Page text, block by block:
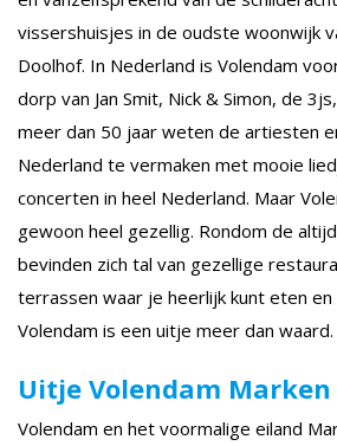
vissershuisjes in de oudste woonwijk
Doolhof. In Nederland is Volendam
dorp van Jan Smit, Nick & Simon, de
meer dan 50 jaar weten de artiesten
Nederland te vermaken met mooie
concerten in heel Nederland. Maar
gewoon heel gezellig. Rondom de
bevinden zich tal van gezellige
terrassen waar je heerlijk kunt eten
Volendam is een uitje meer dan waard.
Uitje Volendam Marken
Volendam en het voormalige eiland